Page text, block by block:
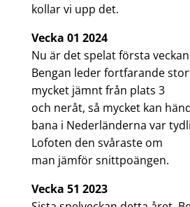
kollar vi upp det.
Vecka 01 2024
Nu är det spelat första
Bengan leder fortfarande
mycket jämnt från plats 3
och neråt, så mycket kan
bana i Nederländerna var
Lofoten den svåraste om
man jämför snittpoängen.
Vecka 51 2023